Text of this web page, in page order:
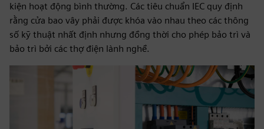
kiện hoạt động bình thường. Các tiêu chuẩn IEC quy định
rằng cửa bao vây phải được khóa vào nhau theo các thông
số kỹ thuật nhất định nhưng đồng thời cho phép bảo trì và
bảo trì bởi các thợ điện lành nghề.